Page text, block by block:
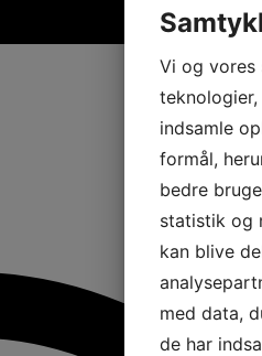
Vi og vores
indsamle
formål,
bedre
statistik og
kan blive
med data,
de har